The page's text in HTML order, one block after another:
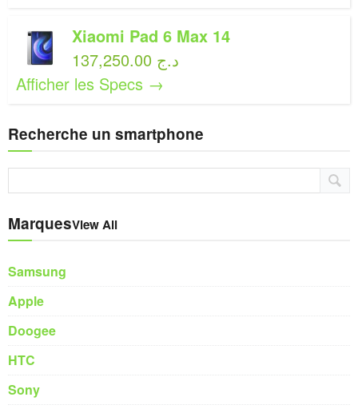
Xiaomi Pad 6 Max 14
137,250.00 د.ج
Afficher les Specs →
Recherche un smartphone
MarquesView All
Samsung
Apple
Doogee
HTC
Sony